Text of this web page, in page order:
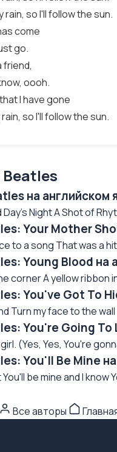
rain, so I'll follow the sun.
come
go.
friend,
oooh.
I have gone
so I'll follow the sun.
на английском
Day's Night A Shot of
Your Mother
to a song That was a
Young Blood на
corner A yellow ribbon
You've Got To
Turn my face to the
You're Going
(Yes, Yes, You're
You'll Be Mine
be mine and I know
Все авторы